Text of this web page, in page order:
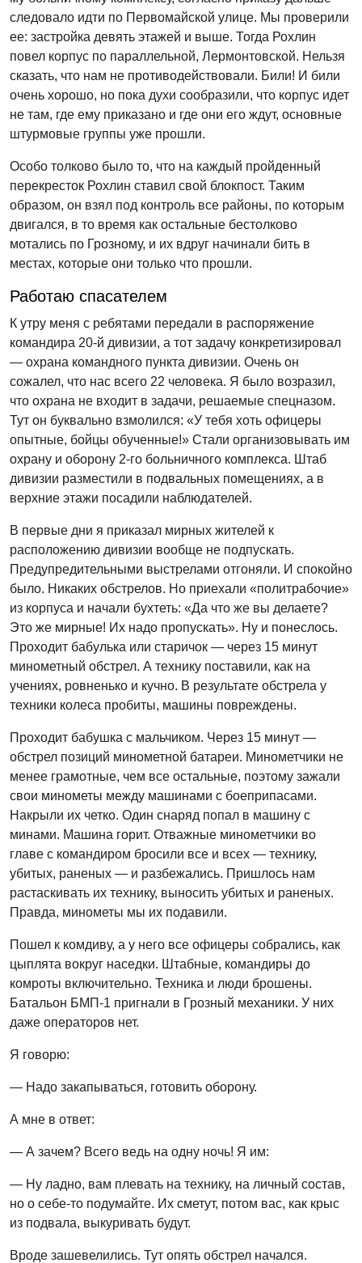
следовало идти по Первомайской улице. Мы проверили
ее: застройка девять этажей и выше. Тогда Рохлин
повел корпус по параллельной, Лермонтовской. Нельзя
сказать, что нам не противодействовали. Били! И били
очень хорошо, но пока духи сообразили, что корпус идет
не там, где ему приказано и где они его ждут, основные
штурмовые группы уже прошли.
Особо толково было то, что на каждый пройденный
перекресток Рохлин ставил свой блокпост. Таким
образом, он взял под контроль все районы, по которым
двигался, в то время как остальные бестолково
мотались по Грозному, и их вдруг начинали бить в
местах, которые они только что прошли.
Работаю спасателем
К утру меня с ребятами передали в распоряжение
командира 20-й дивизии, а тот задачу конкретизировал
— охрана командного пункта дивизии. Очень он
сожалел, что нас всего 22 человека. Я было возразил,
что охрана не входит в задачи, решаемые спецназом.
Тут он буквально взмолился: «У тебя хоть офицеры
опытные, бойцы обученные!» Стали организовывать им
охрану и оборону 2-го больничного комплекса. Штаб
дивизии разместили в подвальных помещениях, а в
верхние этажи посадили наблюдателей.
В первые дни я приказал мирных жителей к
расположению дивизии вообще не подпускать.
Предупредительными выстрелами отгоняли. И спокойно
было. Никаких обстрелов. Но приехали «политрабочие»
из корпуса и начали бухтеть: «Да что же вы делаете?
Это же мирные! Их надо пропускать». Ну и понеслось.
Проходит бабулька или старичок — через 15 минут
минометный обстрел. А технику поставили, как на
учениях, ровненько и кучно. В результате обстрела у
техники колеса пробиты, машины повреждены.
Проходит бабушка с мальчиком. Через 15 минут —
обстрел позиций минометной батареи. Минометчики не
менее грамотные, чем все остальные, поэтому зажали
свои минометы между машинами с боеприпасами.
Накрыли их четко. Один снаряд попал в машину с
минами. Машина горит. Отважные минометчики во
главе с командиром бросили все и всех — технику,
убитых, раненых — и разбежались. Пришлось нам
растаскивать их технику, выносить убитых и раненых.
Правда, минометы мы их подавили.
Пошел к комдиву, а у него все офицеры собрались, как
цыплята вокруг наседки. Штабные, командиры до
комроты включительно. Техника и люди брошены.
Батальон БМП-1 пригнали в Грозный механики. У них
даже операторов нет.
Я говорю:
— Надо закапываться, готовить оборону.
А мне в ответ:
— А зачем? Всего ведь на одну ночь! Я им:
— Ну ладно, вам плевать на технику, на личный состав,
но о себе-то подумайте. Их сметут, потом вас, как крыс
из подвала, выкуривать будут.
Вроде зашевелились. Тут опять обстрел начался.